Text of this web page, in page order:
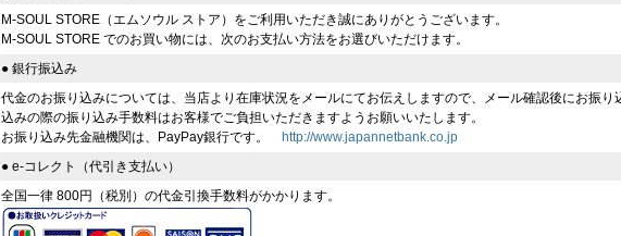
M-SOUL STORE（エムソウル ストア）をご利用いただき誠にありがとうございます。
M-SOUL STORE でのお買い物には、次のお支払い方法をお選びいただけます。
● 銀行振込み
代金のお振り込みについては、当店より在庫状況をメールにてお伝えしますので、メール確認後にお振り
込みの際の振り込み手数料はお客様でご負担いただきますようお願いいたします。
お振り込み先金融機関は、PayPay銀行です。
http://www.japannetbank.co.jp
● e-コレクト（代引き支払い）
全国一律 800円（税別）の代金引換手数料がかかります。